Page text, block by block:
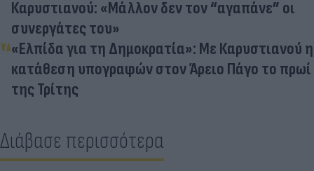
Καρυστιανού: «Μάλλον δεν τον “αγαπάνε” οι
συνεργάτες του»
«Ελπίδα για τη Δημοκρατία»: Με Καρυστιανού η
κατάθεση υπογραφών στον Άρειο Πάγο το πρωί
της Τρίτης
Διάβασε περισσότερα